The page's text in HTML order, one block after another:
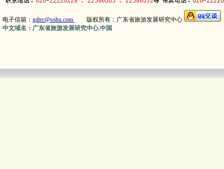
电子信箱： gdtrc@sohu.com 版权所有：广东省旅游发展研究中心
中文域名：广东省旅游发展研究中心.中国